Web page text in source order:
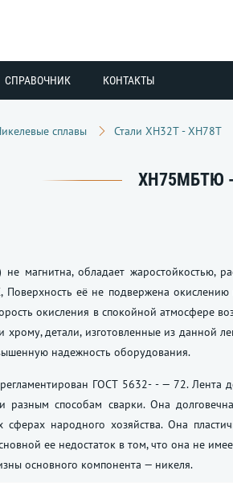
СПРАВОЧНИК КОНТАКТЫ
сплавы Стали ХН32Т - ХН78Т
ХН75МБТЮ
магнитна, обладает жаростойкостью,
её не подвержена окислению
окисления в спокойной атмосфере
хрому, детали, изготовленные из данной
надежность оборудования.
ГОСТ 5632- - — 72. Лента
разным способам сварки. Она
сферах народного хозяйства. Она
ее недостаток в том, что она не
основного компонента — никеля.